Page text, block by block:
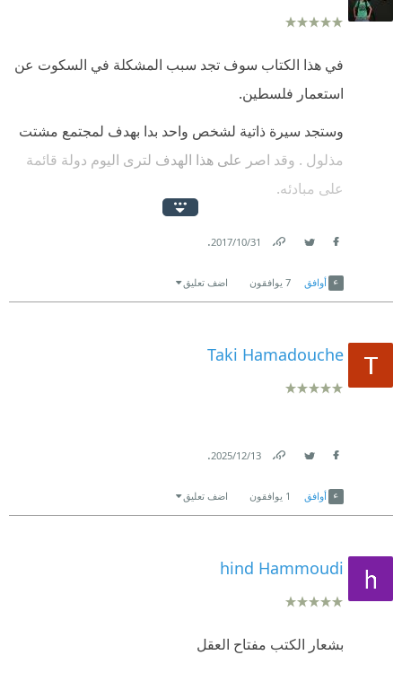
في هذا الكتاب سوف تجد سبب المشكلة في السكوت عن
استعمار فلسطين.
وستجد سيرة ذاتية لشخص واحد بدا بهدف لمجتمع مشتت
مذلول . وقد اصر على هذا الهدف لترى اليوم دولة قائمة
على مبادئه.
31‏/10‏/2017
.
أوافق 7 يوافقون اضف تعليق
Taki Hamadouche
13‏/12‏/2025
.
أوافق 1 يوافقون اضف تعليق
hind Hammoudi
بشعار الكتب مفتاح العقل